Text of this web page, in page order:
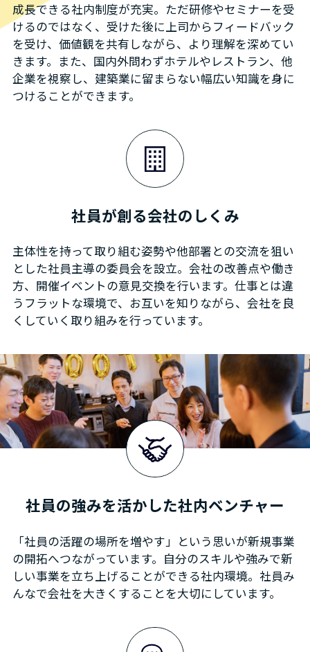
成長できる社内制度が充実。ただ研修やセミナーを受
けるのではなく、受けた後に上司からフィードバック
を受け、価値観を共有しながら、より理解を深めてい
きます。また、国内外問わずホテルやレストラン、他
企業を視察し、建築業に留まらない幅広い知識を身に
つけることができます。
社員が創る会社のしくみ
主体性を持って取り組む姿勢や他部署との交流を狙い
とした社員主導の委員会を設立。会社の改善点や働き
方、開催イベントの意見交換を行います。仕事とは違
うフラットな環境で、お互いを知りながら、会社を良
くしていく取り組みを行っています。
社員の強みを活かした社内ベンチャー
「社員の活躍の場所を増やす」という思いが新規事業
の開拓へつながっています。自分のスキルや強みで新
しい事業を立ち上げることができる社内環境。社員み
んなで会社を大きくすることを大切にしています。